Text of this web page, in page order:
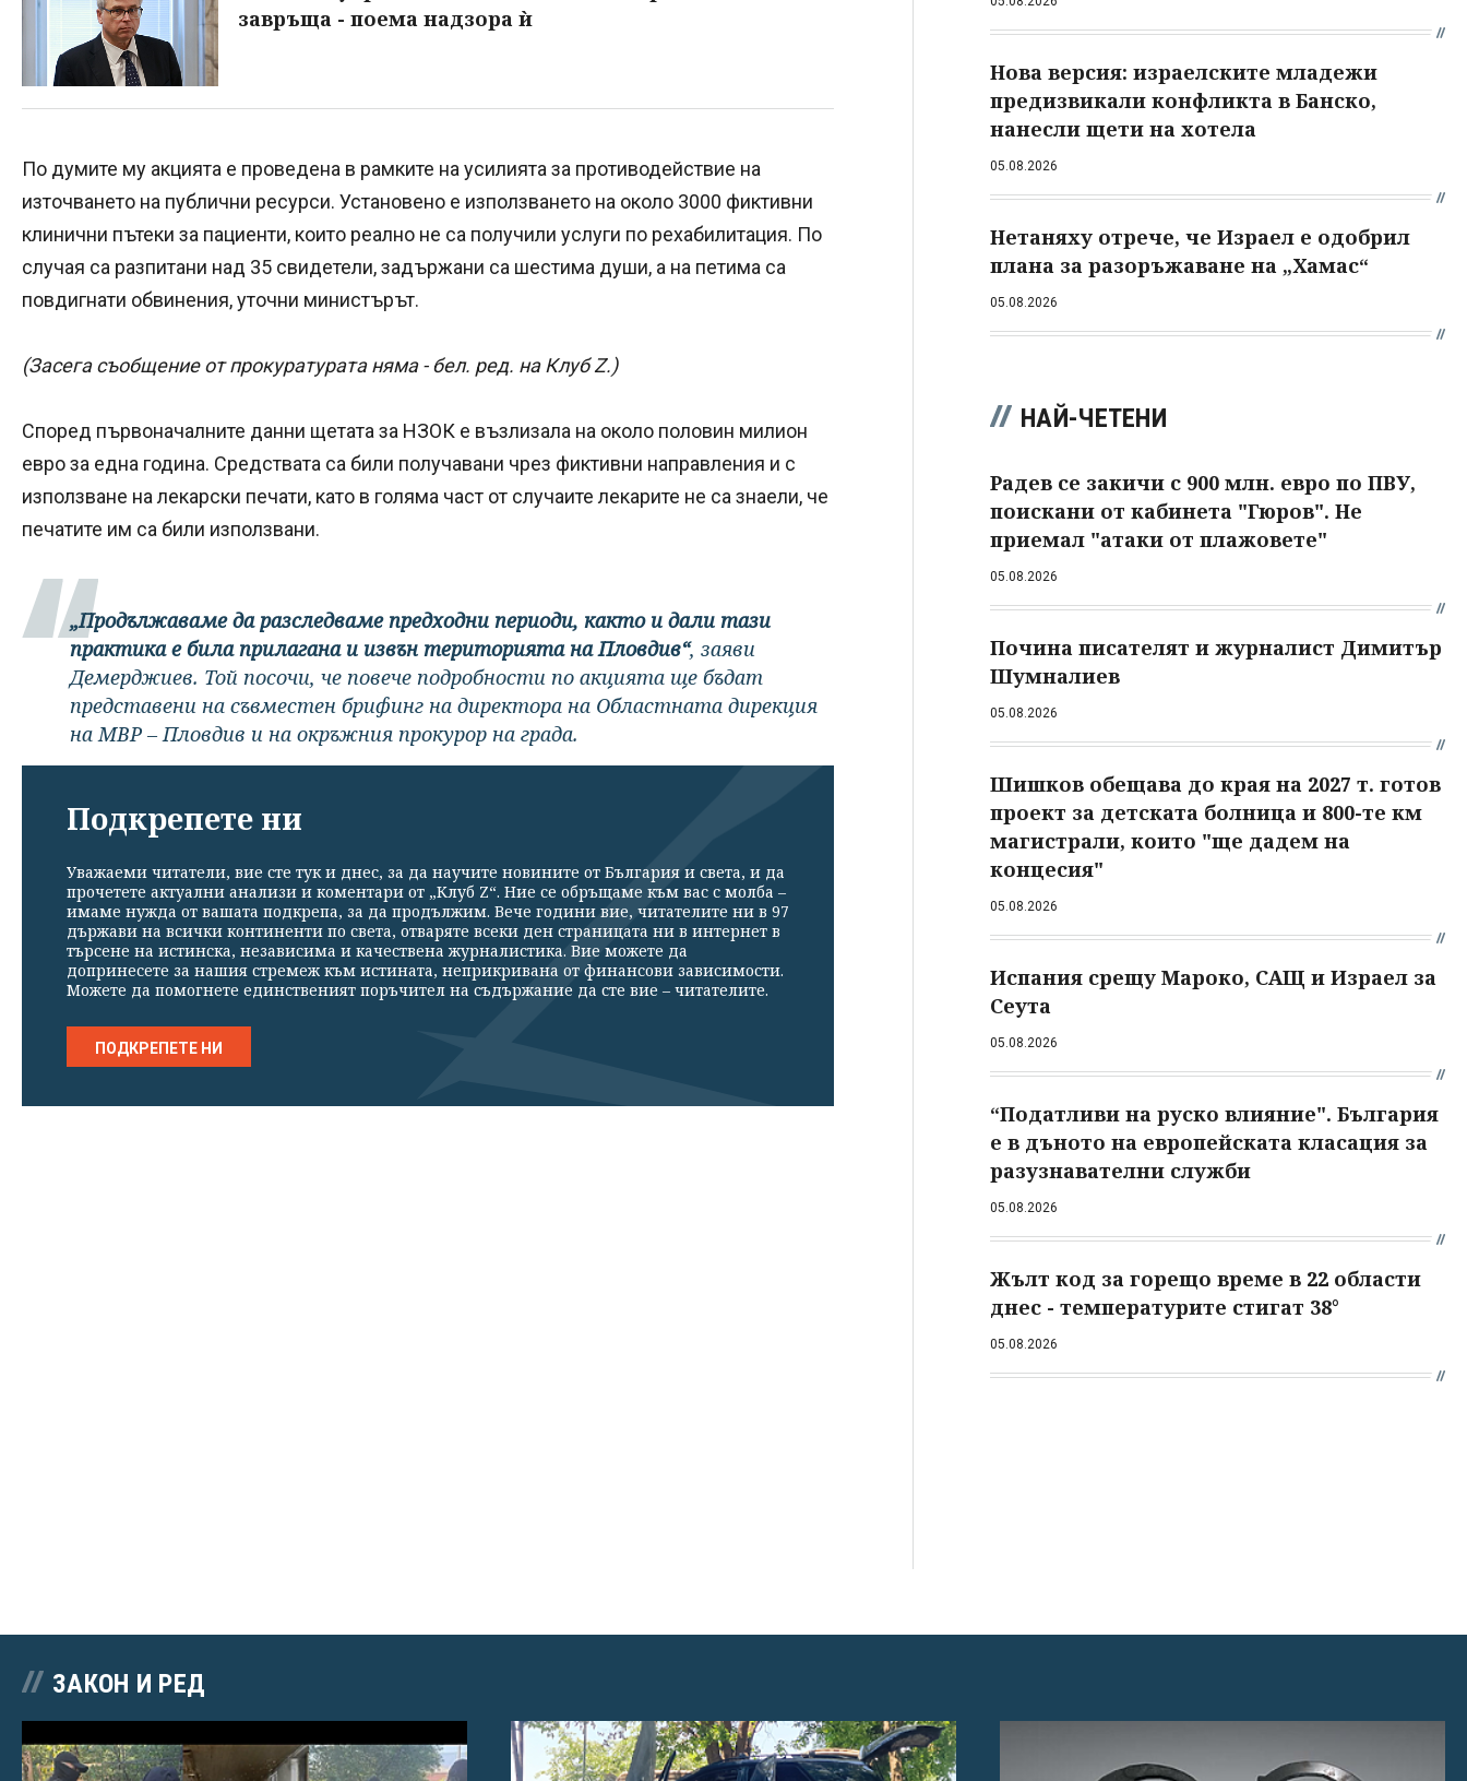
завръща - поема надзора ѝ
По думите му акцията е проведена в рамките на усилията за противодействие на
източването на публични ресурси. Установено е използването на около 3000 фиктивни
клинични пътеки за пациенти, които реално не са получили услуги по рехабилитация. По
случая са разпитани над 35 свидетели, задържани са шестима души, а на петима са
повдигнати обвинения, уточни министърът.
(Засега съобщение от прокуратурата няма - бел. ред. на Клуб Z.)
Според първоначалните данни щетата за НЗОК е възлизала на около половин милион
евро за една година. Средствата са били получавани чрез фиктивни направления и с
използване на лекарски печати, като в голяма част от случаите лекарите не са знаели, че
печатите им са били използвани.
„Продължаваме да разследваме предходни периоди, както и дали тази
практика е била прилагана и извън територията на Пловдив“, заяви
Демерджиев. Той посочи, че повече подробности по акцията ще бъдат
представени на съвместен брифинг на директора на Областната дирекция
на МВР – Пловдив и на окръжния прокурор на града.
Подкрепете ни
Уважаеми читатели, вие сте тук и днес, за да научите новините от България и света, и да
прочетете актуални анализи и коментари от „Клуб Z“. Ние се обръщаме към вас с молба –
имаме нужда от вашата подкрепа, за да продължим. Вече години вие, читателите ни в 97
държави на всички континенти по света, отваряте всеки ден страницата ни в интернет в
търсене на истинска, независима и качествена журналистика. Вие можете да
допринесете за нашия стремеж към истината, неприкривана от финансови зависимости.
Можете да помогнете единственият поръчител на съдържание да сте вие – читателите.
ПОДКРЕПЕТЕ НИ
Нова версия: израелските младежи
предизвикали конфликта в Банско,
нанесли щети на хотела
05.08.2026
Нетаняху отрече, че Израел е одобрил
плана за разоръжаване на „Хамас“
05.08.2026
НАЙ-ЧЕТЕНИ
Радев се закичи с 900 млн. евро по ПВУ,
поискани от кабинета "Гюров". Не
приемал "атаки от плажовете"
05.08.2026
Почина писателят и журналист Димитър
Шумналиев
05.08.2026
Шишков обещава до края на 2027 т. готов
проект за детската болница и 800-те км
магистрали, които "ще дадем на
концесия"
05.08.2026
Испания срещу Мароко, САЩ и Израел за
Сеута
05.08.2026
“Податливи на руско влияние". България
е в дъното на европейската класация за
разузнавателни служби
05.08.2026
Жълт код за горещо време в 22 области
днес - температурите стигат 38°
05.08.2026
ЗАКОН И РЕД